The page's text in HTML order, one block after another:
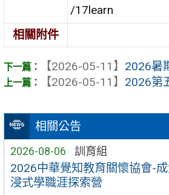
相關公告
2026-08-06 訓育組
2026中華覺知教育關懷協會-
浸式學職涯探索營
/17learn
相關附件
【2026-05-11】 2026暑
【2026-05-11】 2026第